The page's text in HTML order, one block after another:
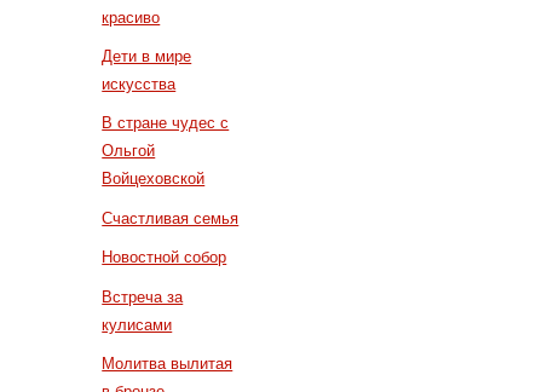
красиво
Дети в мире
искусства
В стране чудес с
Ольгой
Войцеховской
Счастливая семья
Новостной собор
Встреча за
кулисами
Молитва вылитая